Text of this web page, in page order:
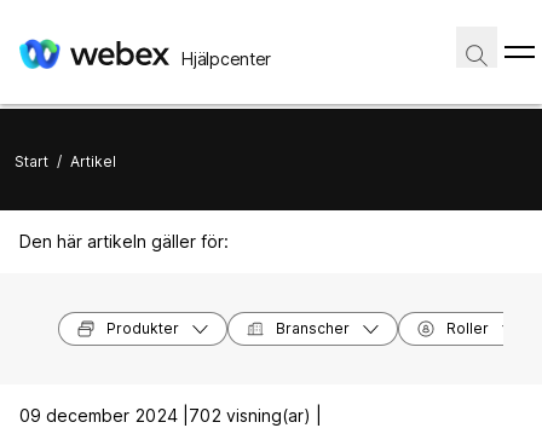
Hjälpcenter
Start / Artikel
Den här artikeln gäller för:
Produkter Branscher Roller
09 december 2024 | 702 visning(ar) |